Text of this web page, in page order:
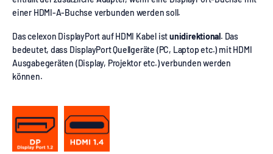
einer HDMI-A-Buchse verbunden werden soll.
Das celexon DisplayPort auf HDMI Kabel istunidirektional. Das
bedeutet, dass DisplayPort Quellgeräte (PC, Laptop etc.) mit HDMI
Ausgabegeräten (Display, Projektor etc.) verbunden werden
können.